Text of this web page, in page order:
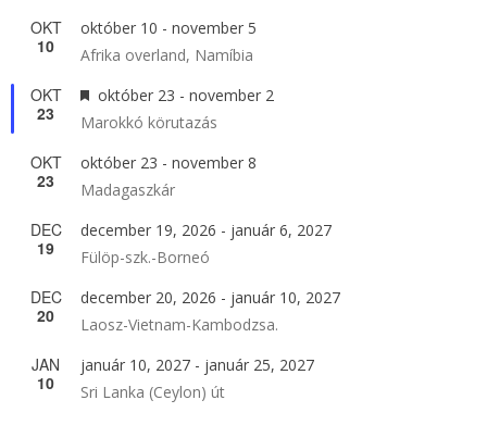
OKT
10
október 10 - november 5
Afrika overland, Namíbia
OKT
23
Kiemelt
október 23 - november 2
Marokkó körutazás
OKT
23
október 23 - november 8
Madagaszkár
DEC
19
december 19, 2026 - január 6, 2027
Fülöp-szk.-Borneó
DEC
20
december 20, 2026 - január 10, 2027
Laosz-Vietnam-Kambodzsa.
JAN
10
január 10, 2027 - január 25, 2027
Sri Lanka (Ceylon) út